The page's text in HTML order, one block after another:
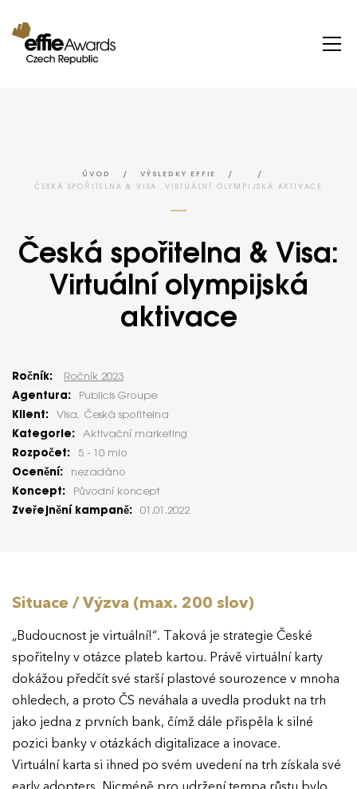
ÚVOD / VÝSLEDKY EFFIE / /
ČESKÁ SPOŘITELNA & VISA: VIRTUÁLNÍ OLYMPIJSKÁ AKTIVACE
Česká spořitelna & Visa:
Virtuální olympijská
aktivace
Ročník: Ročník 2023
Agentura: Publicis Groupe
Klient: Visa, Česká spořitelna
Kategorie: Aktivační marketing
Rozpočet: 5 - 10 mio
Ocenění: nezadáno
Koncept: Původní koncept
Zveřejnění kampaně: 01.01.2022
Situace / Výzva (max. 200 slov)
„Budoucnost je virtuální!“. Taková je strategie České
spořitelny v otázce plateb kartou. Právě virtuální karty
dokážou předčít své starší plastové sourozence v mnoha
ohledech, a proto ČS neváhala a uvedla produkt na trh
jako jedna z prvních bank, čímž dále přispěla k silné
pozici banky v otázkách digitalizace a inovace.
Virtuální karta si ihned po svém uvedení na trh získala své